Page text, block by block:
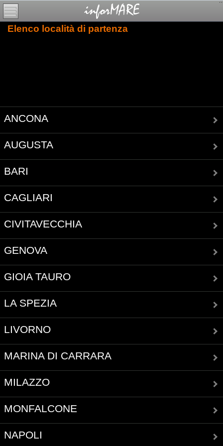
Elenco località di partenza
ANCONA
AUGUSTA
BARI
CAGLIARI
CIVITAVECCHIA
GENOVA
GIOIA TAURO
LA SPEZIA
LIVORNO
MARINA DI CARRARA
MILAZZO
MONFALCONE
NAPOLI